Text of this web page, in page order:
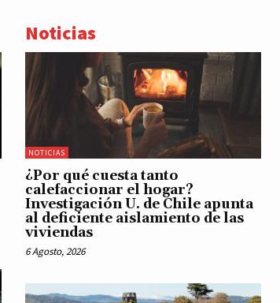
Noticias
NOTICIAS
¿Por qué cuesta tanto
calefaccionar el hogar?
Investigación U. de Chile apunta
al deficiente aislamiento de las
viviendas
6 Agosto, 2026